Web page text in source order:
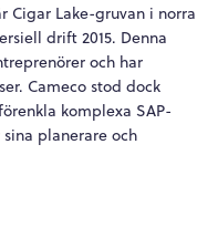
Cigar Lake-gruvan i norra
drift 2015. Denna
och har
Cameco stod dock
komplexa SAP-
planerare och